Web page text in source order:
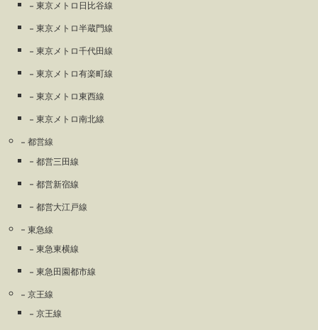
東京メトロ日比谷線
東京メトロ半蔵門線
東京メトロ千代田線
東京メトロ有楽町線
東京メトロ東西線
東京メトロ南北線
都営線
都営三田線
都営新宿線
都営大江戸線
東急線
東急東横線
東急田園都市線
京王線
京王線